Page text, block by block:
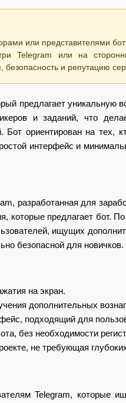
или представителями
Telegram или на
безопасность и репутацию
предлагает уникальную
и заданий, что
Бот ориентирован на тех,
интерфейс и
разработанная для
которые предлагает бот.
ищущих
безопасной для новичков.
на экран.
дополнительных
подходящий для
без необходимости
не требующая
Telegram, которые